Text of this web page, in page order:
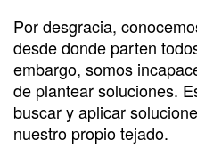
Por desgracia,
desde donde parten
embargo, somos
de plantear soluciones.
buscar y aplicar
nuestro propio tejado.